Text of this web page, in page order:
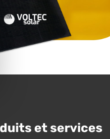
et services